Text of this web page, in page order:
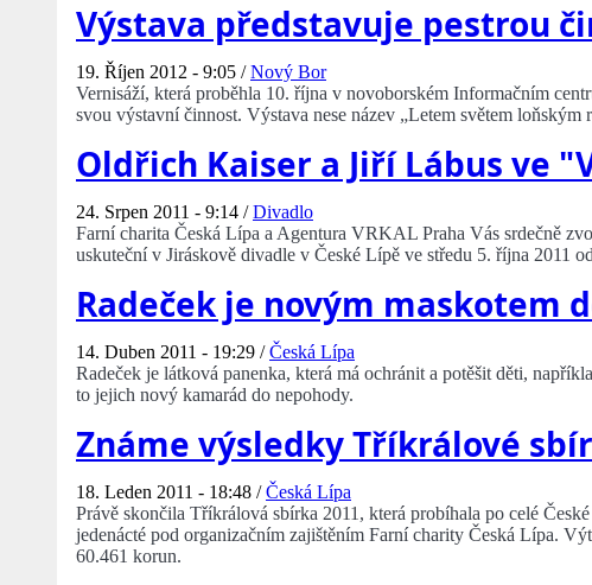
Výstava představuje pestrou
19. Říjen 2012 - 9:05 /Nový Bor
Vernisáží, která proběhla 10. října v novoborském Informačním
svou výstavní činnost. Výstava nese název „Letem světem loňským
Oldřich Kaiser a Jiří Lábus ve
24. Srpen 2011 - 9:14 /Divadlo
Farní charita Česká Lípa a Agentura VRKAL Praha Vás srdečně
uskuteční v Jiráskově divadle v České Lípě ve středu 5. října 2011
Radeček je novým maskotem
14. Duben 2011 - 19:29 /Česká Lípa
Radeček je látková panenka, která má ochránit a potěšit děti,
to jejich nový kamarád do nepohody.
Známe výsledky Tříkrálové
18. Leden 2011 - 18:48 /Česká Lípa
Právě skončila Tříkrálová sbírka 2011, která probíhala po celé
jedenácté pod organizačním zajištěním Farní charity Česká Lípa.
60.461 korun.